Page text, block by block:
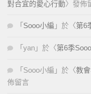
對合宜的愛心行動〉發佈
「 Sooo小編 」於〈第6
「 yan 」於〈第6季
「 Sooo小編 」於〈教
佈留言